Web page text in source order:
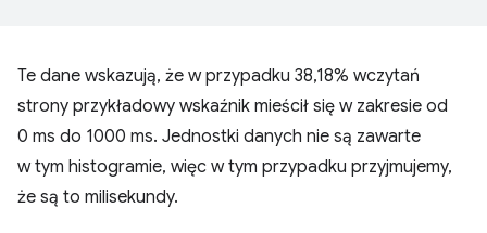
Te dane wskazują, że w przypadku 38,18% wczytań
strony przykładowy wskaźnik mieścił się w zakresie od
0 ms do 1000 ms. Jednostki danych nie są zawarte
w tym histogramie, więc w tym przypadku przyjmujemy,
że są to milisekundy.